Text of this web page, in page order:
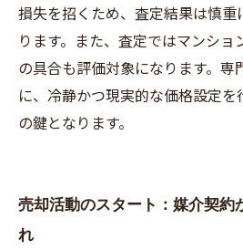
損失を招くため、査定結果は慎
ります。また、査定ではマンシ
の具合も評価対象になります。専
に、冷静かつ現実的な価格設定
の鍵となります。
売却活動のスタート：媒介契約
れ